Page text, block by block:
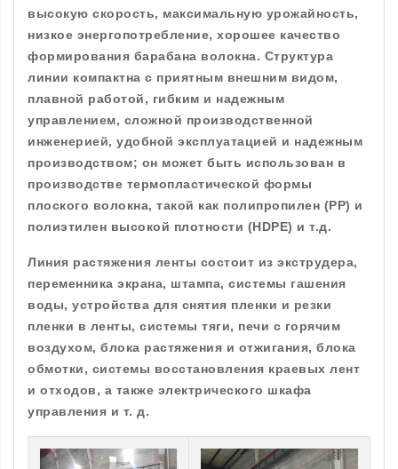
высокую скорость, максимальную урожайность,
низкое энергопотребление, хорошее качество
формирования барабана волокна. Структура
линии компактна с приятным внешним видом,
плавной работой, гибким и надежным
управлением, сложной производственной
инженерией, удобной эксплуатацией и надежным
производством; он может быть использован в
производстве термопластической формы
плоского волокна, такой как полипропилен (PP) и
полиэтилен высокой плотности (HDPE) и т.д.
Линия растяжения ленты состоит из экструдера,
переменника экрана, штампа, системы гашения
воды, устройства для снятия пленки и резки
пленки в ленты, системы тяги, печи с горячим
воздухом, блока растяжения и отжигания, блока
обмотки, системы восстановления краевых лент
и отходов, а также электрического шкафа
управления и т. д.